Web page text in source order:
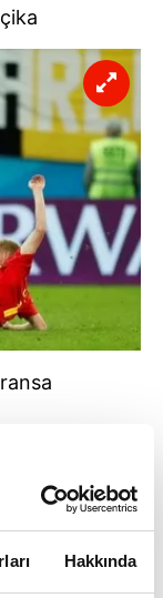
Hakkında